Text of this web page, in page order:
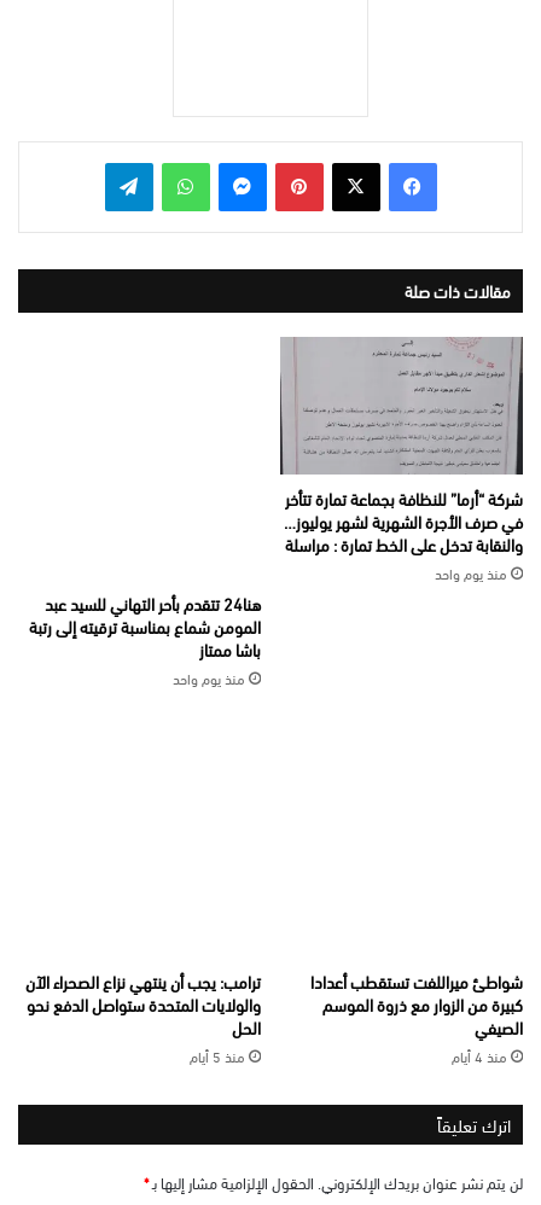
بينتيريست واتساب
مقالات ذات صلة
شركة “أرما” للنظافة بجماعة تمارة تتأخر
في صرف الأجرة الشهرية لشهر يوليوز…
والنقابة تدخل على الخط تمارة : مراسلة
منذ يوم واحد
هنا24 تتقدم بأحر التهاني للسيد عبد
المومن شماع بمناسبة ترقيته إلى رتبة
باشا ممتاز
منذ يوم واحد
شواطئ ميراللفت تستقطب أعدادا
كبيرة من الزوار مع ذروة الموسم
الصيفي
منذ 4 أيام
ترامب: يجب أن ينتهي نزاع الصحراء الآن
والولايات المتحدة ستواصل الدفع نحو
الحل
منذ 5 أيام
اترك تعليقاً
لن يتم نشر عنوان بريدك الإلكتروني. الحقول الإلزامية مشار إليها بـ*